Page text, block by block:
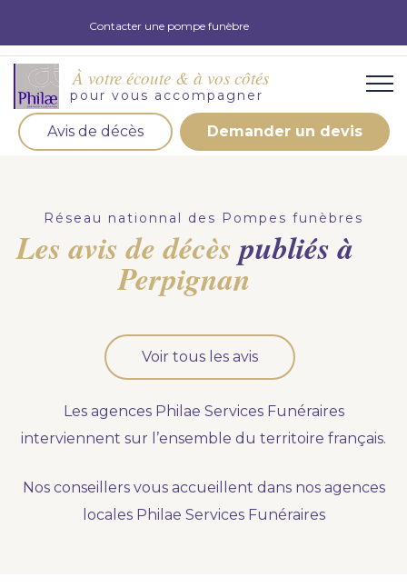
Contacter une pompe funèbre
À votre écoute & à vos côtés
pour vous accompagner
Avis de décès Demander un devis
d'obsèques, nos équipe s'engage à vous répondre
dans les meilleurs délais.
Demander un devis obsèques
Optez pour la prévoyance
Vous souhaitez anticiper vos obsèques et soulager
Nous vous accompagnons.
Nos produits en marbrerie
Réseau nationnal des Pompes funèbres
Les avis de décèspubliés à
Perpignan
Voir tous les avis
Les agences Philae Services Funéraires
interviennent sur l’ensemble du territoire français.
Nos conseillers vous accueillent dans nos agences
locales Philae Services Funéraires